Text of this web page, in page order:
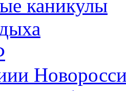
каникулы